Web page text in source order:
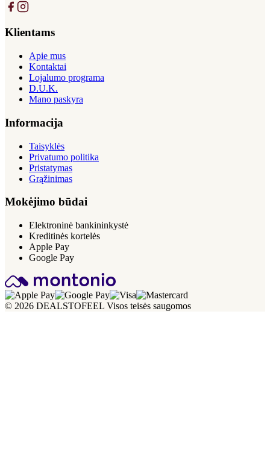
Klientams
Apie mus
Kontaktai
Lojalumo programa
D.U.K.
Mano paskyra
Informacija
Taisyklės
Privatumo politika
Pristatymas
Grąžinimas
Mokėjimo būdai
Elektroninė bankininkystė
Kreditinės kortelės
Apple Pay
Google Pay
© 2026 DEALSTOFEEL Visos teisės saugomos